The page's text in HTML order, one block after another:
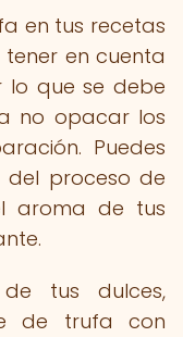
en tus recetas
en cuenta
lo que se debe
no opacar los
Puedes
proceso de
aroma de tus
tus dulces,
de trufa con